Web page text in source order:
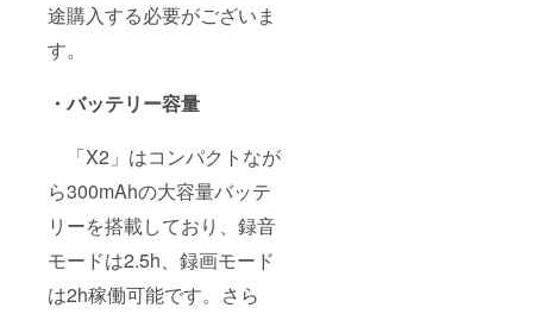
途購入する必要がございま
す。
・バッテリー容量
「X2」はコンパクトなが
ら300mAhの大容量バッテ
リーを搭載しており、録音
モードは2.5h、録画モード
は2h稼働可能です。さら